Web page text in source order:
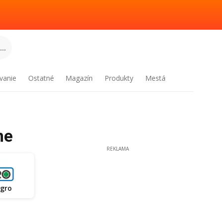
Ostatné Magazín Produkty Mestá
REKLAMA